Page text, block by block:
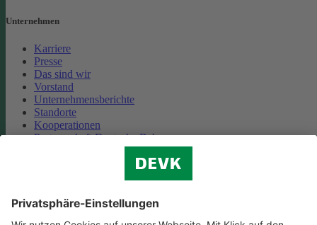
Unternehmen
Karriere
Presse
Das sind wir
Vorstand
Unternehmensberichte
Standorte
Kooperationen
Partnerschaft Deutsche Bahn